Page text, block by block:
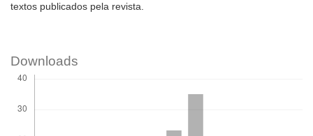
textos publicados pela revista.
Downloads